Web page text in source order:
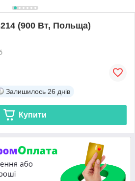
(900 Вт, Польща)
Залишилось 26 днів
Купити